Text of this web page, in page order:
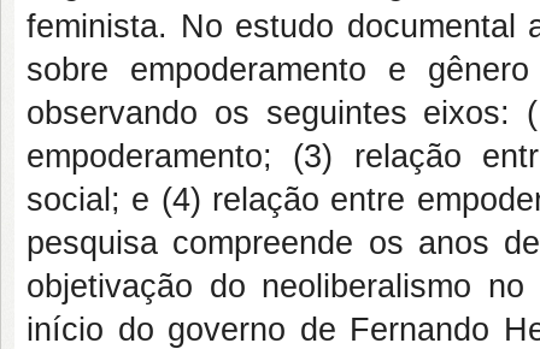
feminista. No estudo documental
sobre empoderamento e
observando os seguintes eixos:
empoderamento; (3) relação
social; e (4) relação entre
pesquisa compreende os anos
objetivação do neoliberalismo
início do governo de Fernando